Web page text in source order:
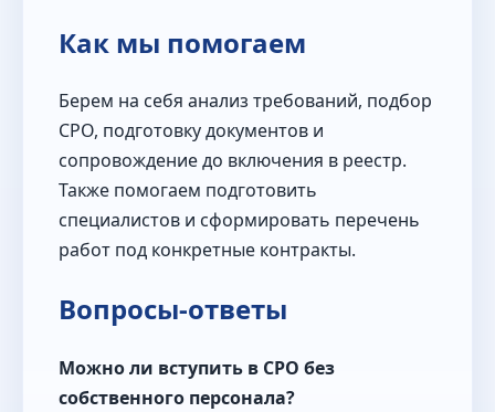
Как мы помогаем
Берем на себя анализ требований, подбор
СРО, подготовку документов и
сопровождение до включения в реестр.
Также помогаем подготовить
специалистов и сформировать перечень
работ под конкретные контракты.
Вопросы-ответы
Можно ли вступить в СРО без
собственного персонала?